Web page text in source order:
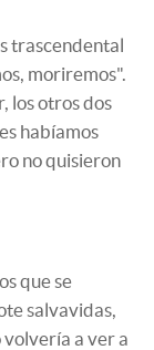
trascendental
moriremos".
los otros dos
habíamos
no quisieron
que se
salvavidas,
volvería a ver a